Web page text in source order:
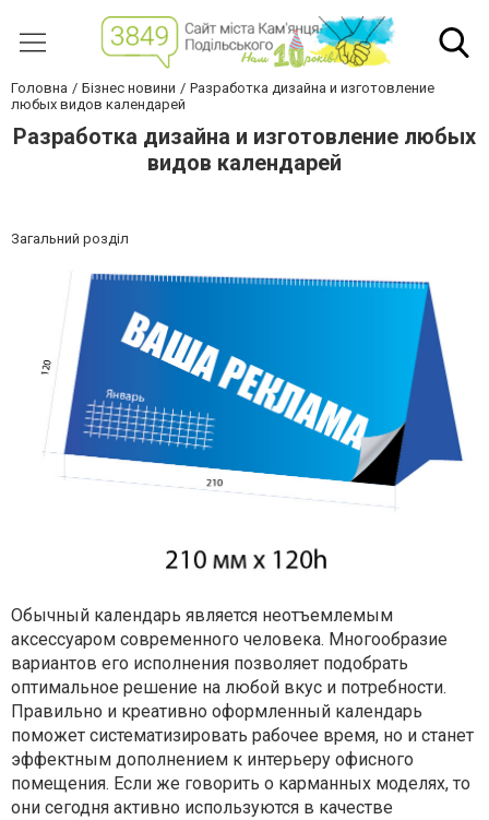
Головна Бізнес новини
Разработка дизайна и изготовление
любых видов календарей
Разработка дизайна и изготовление любых
видов календарей
Загальний розділ
Обычный календарь является неотъемлемым
аксессуаром современного человека. Многообразие
вариантов его исполнения позволяет подобрать
оптимальное решение на любой вкус и потребности.
Правильно и креативно оформленный календарь
поможет систематизировать рабочее время, но и станет
эффектным дополнением к интерьеру офисного
помещения. Если же говорить о карманных моделях, то
они сегодня активно используются в качестве